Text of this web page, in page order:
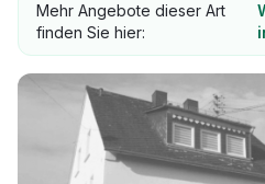
Mehr Angebote dieser Art
finden Sie hier: